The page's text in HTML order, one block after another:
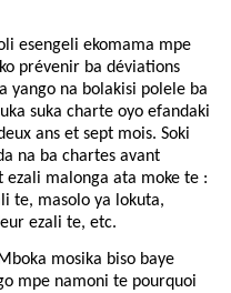
esengeli ekomama mpe
prévenir ba déviations
yango na bolakisi polele ba
suka charte oyo efandaki
ans et sept mois. Soki
na ba chartes avant
malonga ata moke te :
te, masolo ya lokuta,
ezali te, etc.
mosika biso baye
mpe namoni te pourquoi